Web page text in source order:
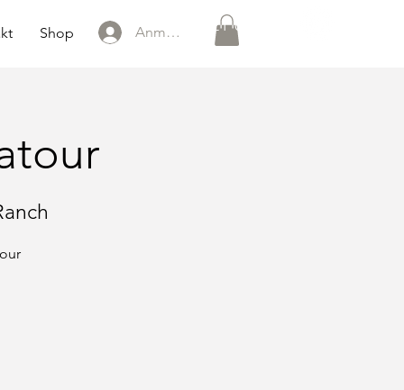
0151 121 096 15
Shop Anmelden